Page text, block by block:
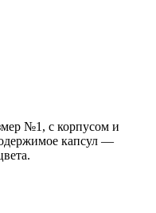
№1, с корпусом и
капсул —